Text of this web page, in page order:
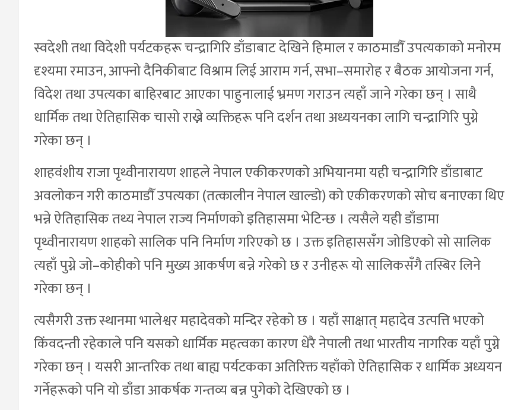
स्वदेशी तथा विदेशी पर्यटकहरू चन्द्रागिरि डाँडाबाट देखिने हिमाल र काठमाडौँ उपत्यकाको मनोरम
दृश्यमा रमाउन, आफ्नो दैनिकीबाट विश्राम लिई आराम गर्न, सभा–समारोह र बैठक आयोजना गर्न,
विदेश तथा उपत्यका बाहिरबाट आएका पाहुनालाई भ्रमण गराउन त्यहाँ जाने गरेका छन् । साथै
धार्मिक तथा ऐतिहासिक चासो राख्ने व्यक्तिहरू पनि दर्शन तथा अध्ययनका लागि चन्द्रागिरि पुग्ने
गरेका छन् ।
शाहवंशीय राजा पृथ्वीनारायण शाहले नेपाल एकीकरणको अभियानमा यही चन्द्रागिरि डाँडाबाट
अवलोकन गरी काठमाडौँ उपत्यका (तत्कालीन नेपाल खाल्डो) को एकीकरणको सोच बनाएका थिए
भन्ने ऐतिहासिक तथ्य नेपाल राज्य निर्माणको इतिहासमा भेटिन्छ । त्यसैले यही डाँडामा
पृथ्वीनारायण शाहको सालिक पनि निर्माण गरिएको छ । उक्त इतिहाससँग जोडिएको सो सालिक
त्यहाँ पुग्ने जो–कोहीको पनि मुख्य आकर्षण बन्ने गरेको छ र उनीहरू यो सालिकसँगै तस्बिर लिने
गरेका छन् ।
त्यसैगरी उक्त स्थानमा भालेश्वर महादेवको मन्दिर रहेको छ । यहाँ साक्षात् महादेव उत्पत्ति भएको
किंवदन्ती रहेकाले पनि यसको धार्मिक महत्वका कारण धेरै नेपाली तथा भारतीय नागरिक यहाँ पुग्ने
गरेका छन् । यसरी आन्तरिक तथा बाह्य पर्यटकका अतिरिक्त यहाँको ऐतिहासिक र धार्मिक अध्ययन
गर्नेहरूको पनि यो डाँडा आकर्षक गन्तव्य बन्न पुगेको देखिएको छ ।